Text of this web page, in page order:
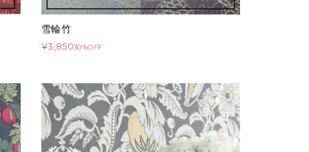
雪輪竹
¥3,85030%OFF